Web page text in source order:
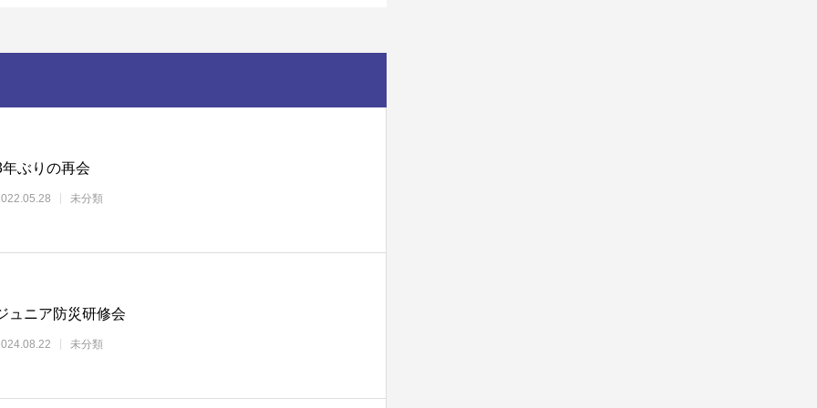
年ぶりの再会
未分類
ュニア防災研修会
未分類